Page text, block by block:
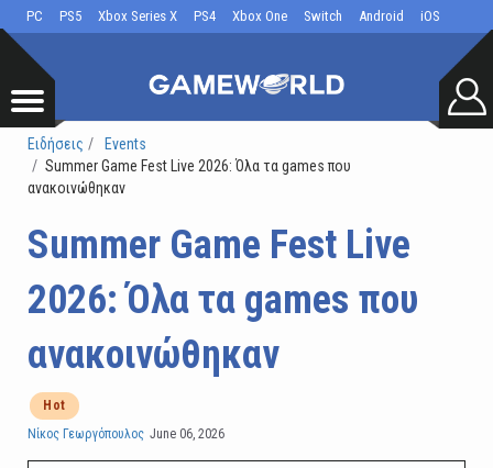
PC PS5 Xbox Series X PS4 Xbox One Switch Android iOS
Ειδήσεις
Events
Summer Game Fest Live 2026: Όλα τα games που
ανακοινώθηκαν
Summer Game Fest Live
2026: Όλα τα games που
ανακοινώθηκαν
Hot
Νίκος Γεωργόπουλος June 06, 2026